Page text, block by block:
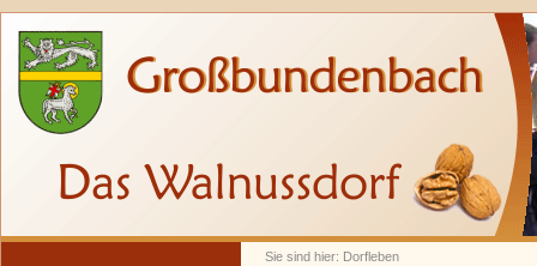
Sie sind hier: Dorfleben